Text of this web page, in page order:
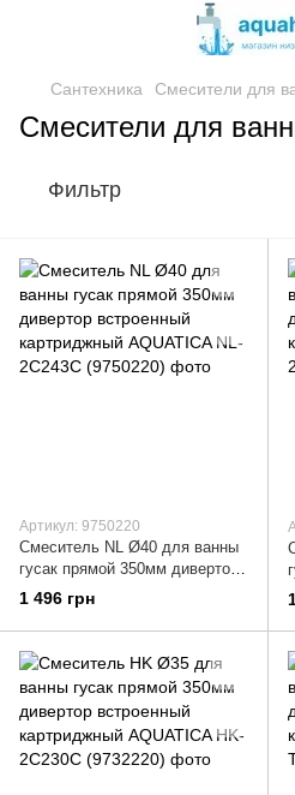
Сантехника Смесители для
Смесители для
Фильтр
Артикул: 9750220
Смеситель NL Ø40 для ванны
гусак прямой 350мм дивертор
встроенный картриджный
AQUATICA NL-2C243C
(9750220)
1 496 грн